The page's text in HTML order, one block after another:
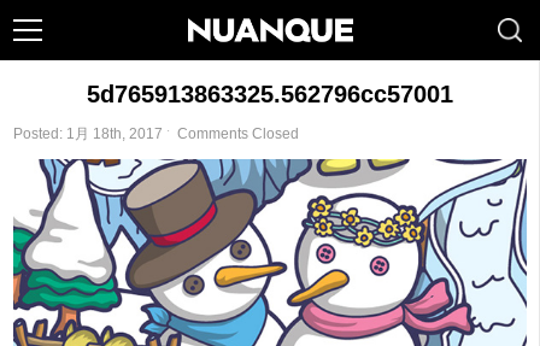
5d765913863325.562796cc57001
Posted: 1月 18th, 2017 ˑ Comments Closed